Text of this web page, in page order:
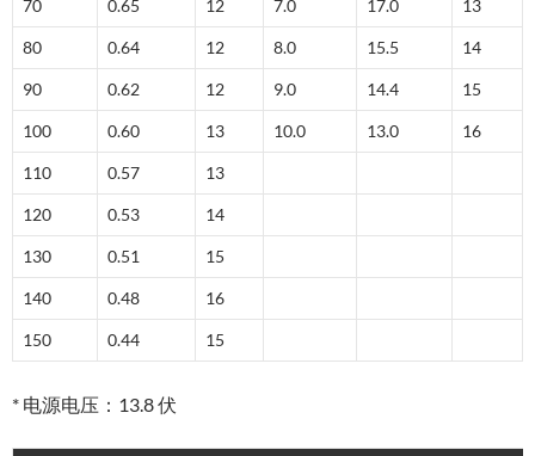
70 0.65 12 7.0 17.0 13
80 0.64 12 8.0 15.5 14
90 0.62 12 9.0 14.4 15
100 0.60 13 10.0 13.0 16
110 0.57 13
120 0.53 14
130 0.51 15
140 0.48 16
150 0.44 15
* 电源电压：13.8 伏